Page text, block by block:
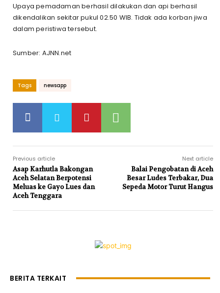
Upaya pemadaman berhasil dilakukan dan api berhasil
dikendalikan sekitar pukul 02.50 WIB. Tidak ada korban jiwa
dalam peristiwa tersebut.
Sumber: AJNN.net
Tags newsapp
Previous article
Asap Karhutla Bakongan
Aceh Selatan Berpotensi
Meluas ke Gayo Lues dan
Aceh Tenggara
Next article
Balai Pengobatan di Aceh
Besar Ludes Terbakar, Dua
Sepeda Motor Turut Hangus
BERITA TERKAIT